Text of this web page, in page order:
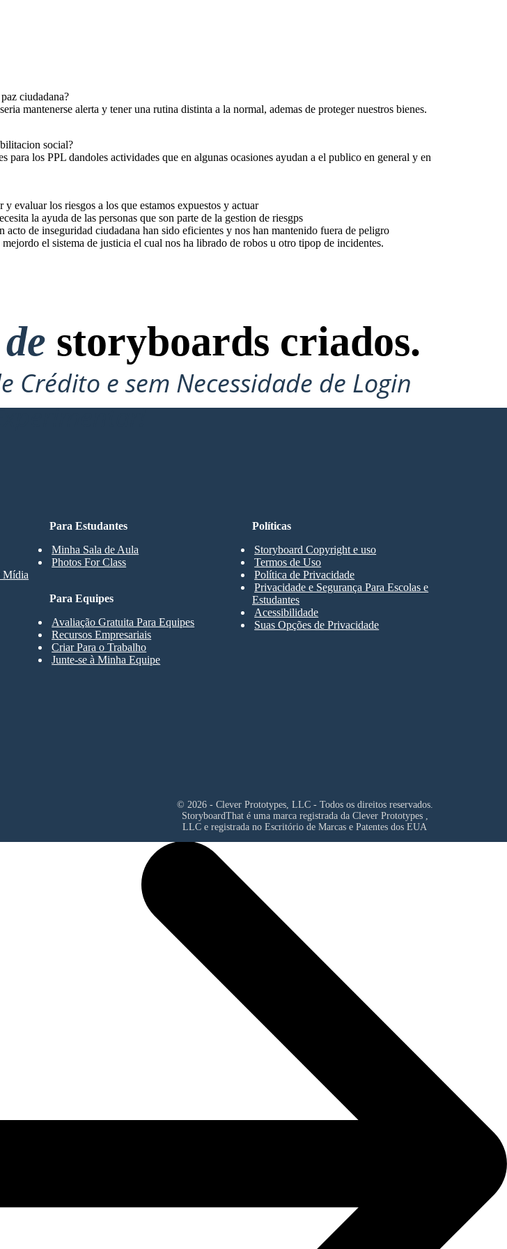
ciudadana?
mantenerse alerta y tener una rutina distinta a la normal, ademas de proteger nuestros bienes.
social?
los PPL dandoles actividades que en algunas ocasiones ayudan a el publico en general y en
evaluar los riesgos a los que estamos expuestos y actuar
la ayuda de las personas que son parte de la gestion de riesgps
de inseguridad ciudadana han sido eficientes y nos han mantenido fuera de peligro
el sistema de justicia el cual nos ha librado de robos u otro tipop de incidentes.
storyboards criados.
Crédito e sem Necessidade de Login
Para Estudantes
Minha Sala de Aula
Photos For Class
Mídia
Para Equipes
Avaliação Gratuita Para Equipes
Recursos Empresariais
Criar Para o Trabalho
Junte-se à Minha Equipe
Políticas
Storyboard Copyright e uso
Termos de Uso
Política de Privacidade
Privacidade e Segurança Para Escolas e
Estudantes
Acessibilidade
Suas Opções de Privacidade
© 2026 - Clever Prototypes, LLC - Todos os direitos reservados.
StoryboardThat é uma marca registrada da Clever Prototypes ,
LLC e registrada no Escritório de Marcas e Patentes dos EUA